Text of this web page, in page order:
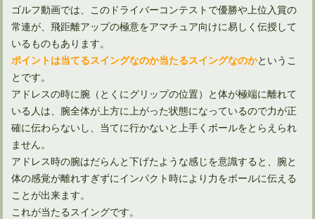
ゴルフ動画では、このドライバーコンテストで優勝や上位入賞の
常連が、飛距離アップの極意をアマチュア向けに易しく伝授して
いるものもあります。
ポイントは当てるスイングなのか当たるスイングなのかというこ
とです。
アドレスの時に腕（とくにグリップの位置）と体が極端に離れて
いる人は、腕全体が上方に上がった状態になっているので力が正
確に伝わらないし、当てに行かないと上手くボールをとらえられ
ません。
アドレス時の腕はだらんと下げたような感じを意識すると、腕と
体の感覚が離れすぎずにインパクト時により力をボールに伝える
ことが出来ます。
これが当たるスイングです。